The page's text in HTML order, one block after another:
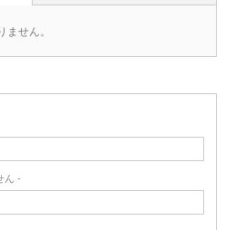
ません。
ん -